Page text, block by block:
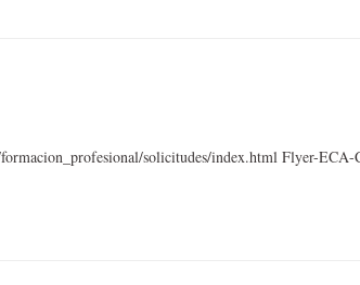
solicitudes/index.html Flyer-